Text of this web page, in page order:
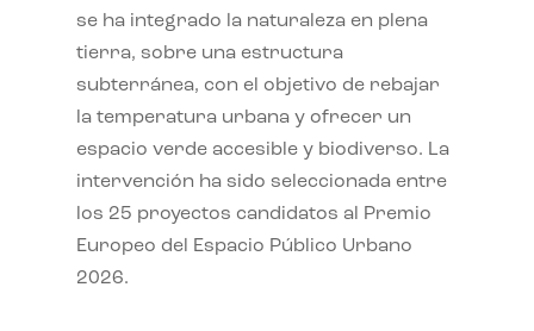
se ha integrado la naturaleza en plena
tierra, sobre una estructura
subterránea, con el objetivo de rebajar
la temperatura urbana y ofrecer un
espacio verde accesible y biodiverso. La
intervención ha sido seleccionada entre
los 25 proyectos candidatos al Premio
Europeo del Espacio Público Urbano
2026.